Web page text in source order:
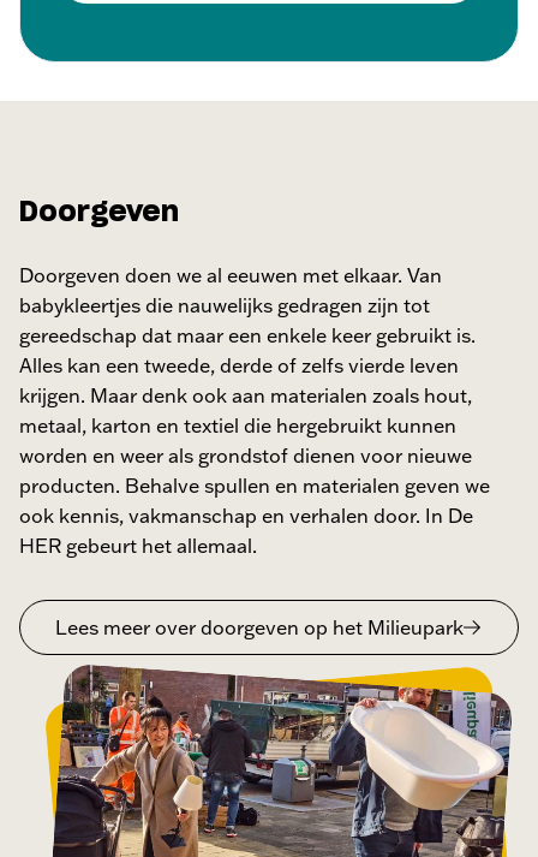
Doorgeven
Doorgeven doen we al eeuwen met elkaar. Van
babykleertjes die nauwelijks gedragen zijn tot
gereedschap dat maar een enkele keer gebruikt is.
Alles kan een tweede, derde of zelfs vierde leven
krijgen. Maar denk ook aan materialen zoals hout,
metaal, karton en textiel die hergebruikt kunnen
worden en weer als grondstof dienen voor nieuwe
producten. Behalve spullen en materialen geven we
ook kennis, vakmanschap en verhalen door. In De
HER gebeurt het allemaal.
Lees meer over doorgeven op het Milieupark